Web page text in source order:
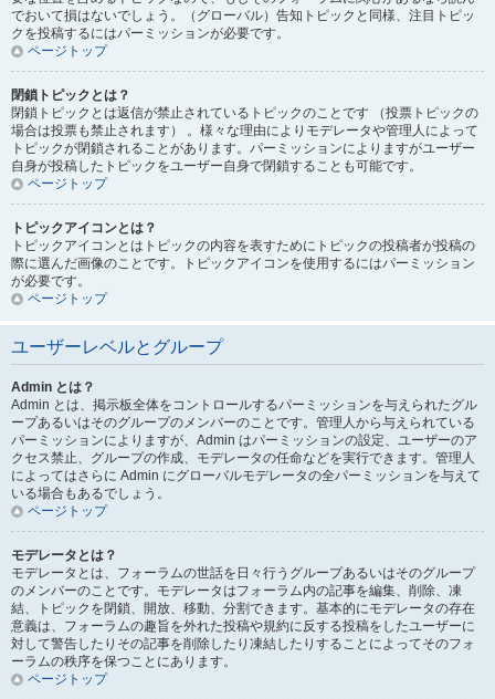
でおいて損はないでしょう。（グローバル）告知トピックと同様、注目トピッ
クを投稿するにはパーミッションが必要です。
ページトップ
閉鎖トピックとは？
閉鎖トピックとは返信が禁止されているトピックのことです （投票トピックの
場合は投票も禁止されます） 。様々な理由によりモデレータや管理人によって
トピックが閉鎖されることがあります。パーミッションによりますがユーザー
自身が投稿したトピックをユーザー自身で閉鎖することも可能です。
ページトップ
トピックアイコンとは？
トピックアイコンとはトピックの内容を表すためにトピックの投稿者が投稿の
際に選んだ画像のことです。トピックアイコンを使用するにはパーミッション
が必要です。
ページトップ
ユーザーレベルとグループ
Admin とは？
Admin とは、掲示板全体をコントロールするパーミッションを与えられたグル
ープあるいはそのグループのメンバーのことです。管理人から与えられている
パーミッションによりますが、Admin はパーミッションの設定、ユーザーのア
クセス禁止、グループの作成、モデレータの任命などを実行できます。管理人
によってはさらに Admin にグローバルモデレータの全パーミッションを与えて
いる場合もあるでしょう。
ページトップ
モデレータとは？
モデレータとは、フォーラムの世話を日々行うグループあるいはそのグループ
のメンバーのことです。モデレータはフォーラム内の記事を編集、削除、凍
結、トピックを閉鎖、開放、移動、分割できます。基本的にモデレータの存在
意義は、フォーラムの趣旨を外れた投稿や規約に反する投稿をしたユーザーに
対して警告したりその記事を削除したり凍結したりすることによってそのフォ
ーラムの秩序を保つことにあります。
ページトップ